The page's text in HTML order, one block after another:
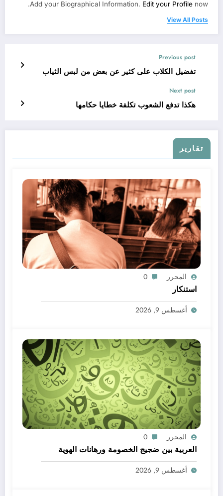
Add your Biographical Information. Edit your Profile now.
View All Posts
Previous post
تفضيل الكلاب على كثير عن بعض من لبس الثياب
Next post
هكذا تدفع الشعوب تكلفة خطايا حكامها
تقارير
المحرر 0
استنكار
أغسطس 9, 2026
المحرر 0
العربية بين ضجيج الخصومة ورهانات الهوية
أغسطس 9, 2026